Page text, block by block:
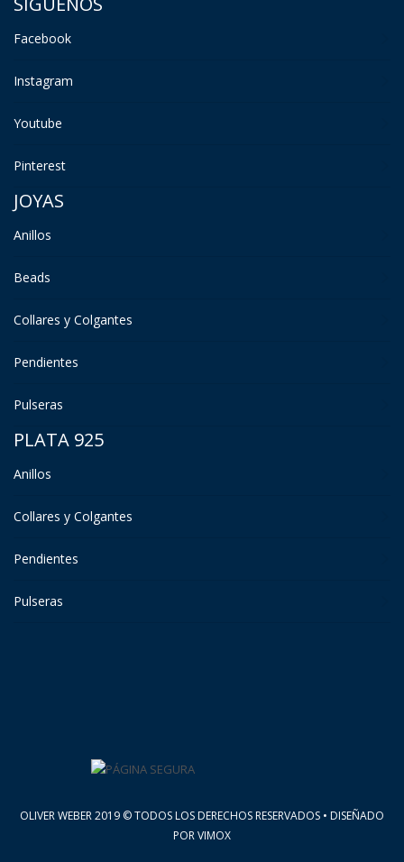
Facebook
Instagram
Youtube
Pinterest
JOYAS
Anillos
Beads
Collares y Colgantes
Pendientes
Pulseras
PLATA 925
Anillos
Collares y Colgantes
Pendientes
Pulseras
OLIVER WEBER 2019 © TODOS LOS DERECHOS RESERVADOS • DISEÑADO
PORVIMOX